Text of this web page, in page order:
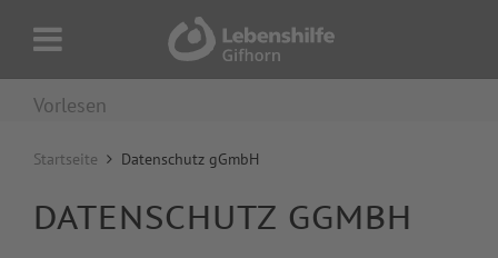
Vorlesen
Startseite Datenschutz gGmbH
DATENSCHUTZ GGMBH